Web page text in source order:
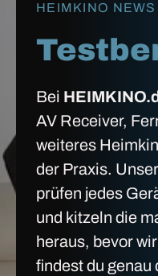
HEIMKINO NEWS
Bei
AV Receiver,
weiteres
der Praxis.
prüfen jedes
und kitzeln die
heraus, bevor
findest du genau